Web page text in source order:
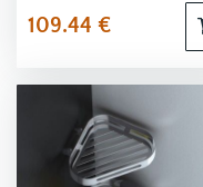
109.44 €